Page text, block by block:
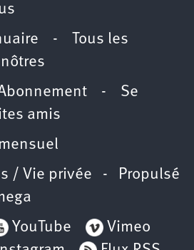
-
Tous les
- Se
amis
/ Vie privée - Propulsé
YouTube
Vimeo